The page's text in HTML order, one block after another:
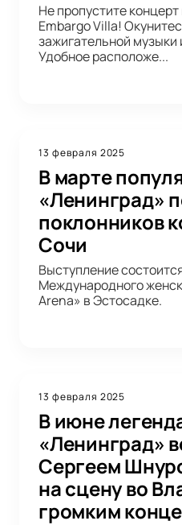
Не пропустите
Embargo Villa!
зажигательной музыки
Удобное расположе...
13 февраля 2025
В марте
«Ленинград»
поклонников
Сочи
Выступление
Международного
Arena» в Эстосадке.
13 февраля 2025
В июне
«Ленинград»
Сергеем
на сцену во
громким